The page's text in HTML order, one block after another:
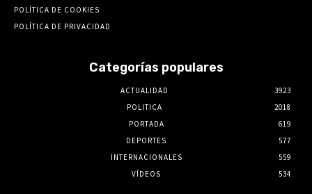
POLÍTICA DE COOKIES
POLÍTICA DE PRIVACIDAD
Categorías populares
ACTUALIDAD
3923
POLITICA
2018
PORTADA
619
DEPORTES
577
INTERNACIONALES
559
VÍDEOS
534